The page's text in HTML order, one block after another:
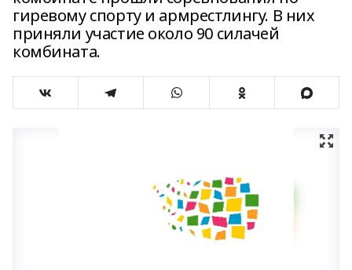
гиревому спорту и армрестлингу. В них
приняли участие около 90 силачей
комбината.